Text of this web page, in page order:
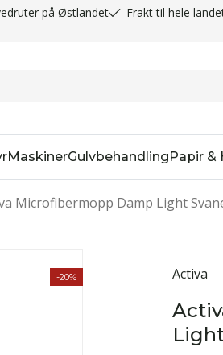
på Østlandet
Frakt til hele
MaskinerGulvbehandlingPapir &
Microfibermopp Damp Light
-20% Activa